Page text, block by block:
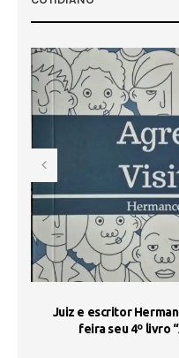
Juiz e escritor
feira seu 4º livro